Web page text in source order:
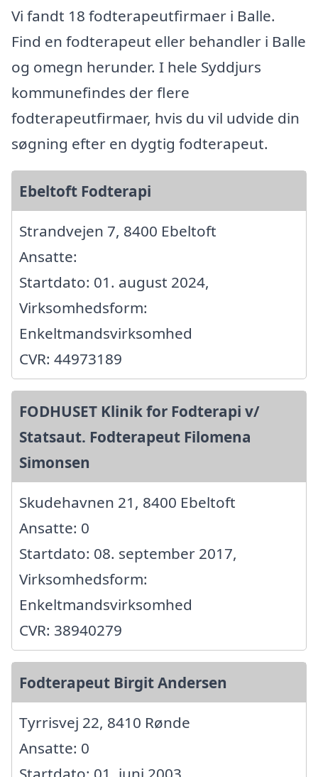
Vi fandt 18 fodterapeutfirmaer i Balle.
Find en fodterapeut eller behandler i Balle
og omegn herunder. I hele Syddjurs
kommunefindes der flere
fodterapeutfirmaer, hvis du vil udvide din
søgning efter en dygtig fodterapeut.
Ebeltoft Fodterapi
Strandvejen 7, 8400 Ebeltoft
Ansatte:
Startdato: 01. august 2024,
Virksomhedsform:
Enkeltmandsvirksomhed
CVR: 44973189
FODHUSET Klinik for Fodterapi v/
Statsaut. Fodterapeut Filomena
Simonsen
Skudehavnen 21, 8400 Ebeltoft
Ansatte: 0
Startdato: 08. september 2017,
Virksomhedsform:
Enkeltmandsvirksomhed
CVR: 38940279
Fodterapeut Birgit Andersen
Tyrrisvej 22, 8410 Rønde
Ansatte: 0